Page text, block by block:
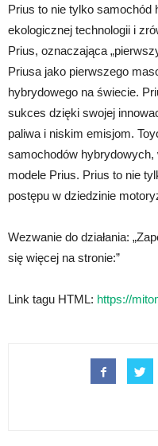
Prius to nie tylko samochód
ekologicznej technologii i
Prius, oznaczająca
Priusa jako pierwszego
hybrydowego na świecie.
sukces dzięki swojej
paliwa i niskim emisjom.
samochodów
modele Prius. Prius to nie
postępu w dziedzinie
Wezwanie do działania:
się więcej na stronie:”
Link tagu HTML: https://